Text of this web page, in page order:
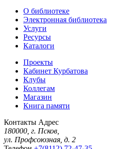
О библиотеке
Электронная библиотека
Услуги
Ресурсы
Каталоги
Проекты
Кабинет Курбатова
Клубы
Коллегам
Магазин
Книга памяти
Контакты Адрес
180000, г. Псков,
ул. Профсоюзная, д. 2